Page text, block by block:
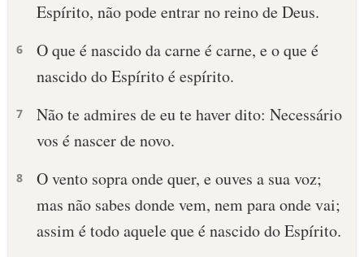
Espírito, não pode entrar no reino de Deus.
6
O que é nascido da carne é carne, e o que é
nascido do Espírito é espírito.
7
Não te admires de eu te haver dito: Necessário
vos é nascer de novo.
8
O vento sopra onde quer, e ouves a sua voz;
mas não sabes donde vem, nem para onde vai;
assim é todo aquele que é nascido do Espírito.